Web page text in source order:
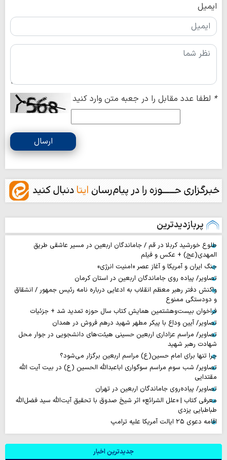
ایمیل
* لطفا عدد مقابل را در جعبه متن وارد کنید
ارسال
پربازدیدترین
طلوع خورشید کربلا در قم / جاماندگان اربعین در مسیر عاشقی طریق
المهدی(عج) + عکس و فیلم
جنگ ایران و آمریکا و آغاز عصر «امنیت انرژی»
تصاویر/ پیاده روی جاماندگان اربعین در استان کرمان
واکنش دفتر رهبر معظم انقلاب به ادعایی درباره نامه رئیس جمهور / انشقاق
و دودستگی ممنوع
فراخوان بیست‌وهشتمین همایش کتاب سال حوزه تمدید شد + جزئیات
تصاویر/ آیین وداع با پیکر مطهر شهید درهم فروش در همدان
تصاویر/ مراسم عزاداری اربعین حسینی هیئت‌های دانشجویی در جوار محل
شهادت رهبر شهید
چرا تنها برای امام حسین(ع) مراسم اربعین برگزار می‌شود؟
تصاویر/ شب سوم مراسم سوگواری اباعبدالله الحسین (ع) در بیت آیت الله
مقتدایی
تصاویر/ پیاده‌روی جاماندگان اربعین در تهران
معرفی کتاب | «علل الشرائع» اثر شیخ صدوق با تحقیق آیت‌الله سید فضل‌الله
طباطبایی یزدی
اقامه دعوی ۲۵ ایالت آمریکا علیه ترامپ
جدیدترین اخبار